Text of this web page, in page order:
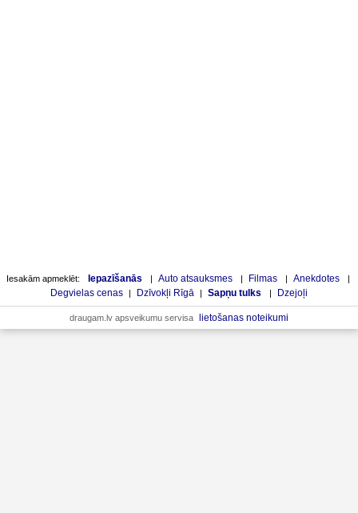
Iesakām apmeklēt: Iepazīšanās | Auto atsauksmes | Filmas | Anekdotes |
Degvielas cenas | Dzīvokļi Rīgā | Sapņu tulks | Dzejoļi
draugam.lv apsveikumu servisa lietošanas noteikumi